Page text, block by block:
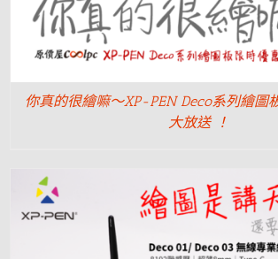
你真的很繪嘛～XP-PEN Deco系列繪圖
大放送 ！